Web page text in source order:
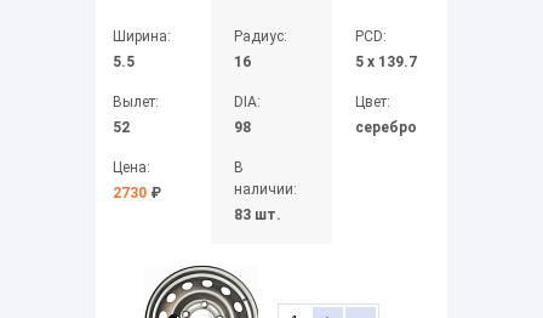
Ширина:
5.5
Вылет:
52
Цена:
2730 ₽
Радиус:
16
DIA:
98
В
наличии:
83 шт.
PCD:
5 x 139.7
Цвет:
серебро